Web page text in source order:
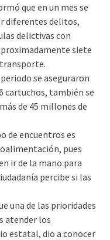
que en un mes se
diferentes delitos,
delictivas con
siete
transporte.
se aseguraron
cartuchos, también se
de 45 millones de
de encuentros es
pues
ir de la mano para
percibe si las
una de las prioridades
atender los
estatal, dio a conocer